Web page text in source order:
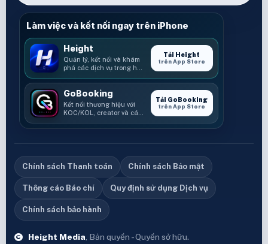
Làm việc và kết nối ngay trên iPhone
Height
Quản lý, kết nối và khám
phá các dịch vụ trong hệ
Tải Height
trên App Store
GoBooking
Kết nối thương hiệu với
KOC/KOL, creator và các
Tải GoBooking
trên App Store
Chính sách Thanh toán Chính sách Bảo mật
Thông cáo Báo chí Quy định sử dụng Dịch vụ
Chính sách bảo hành
Height Media , Bản quyền - Quyền sở hữu.